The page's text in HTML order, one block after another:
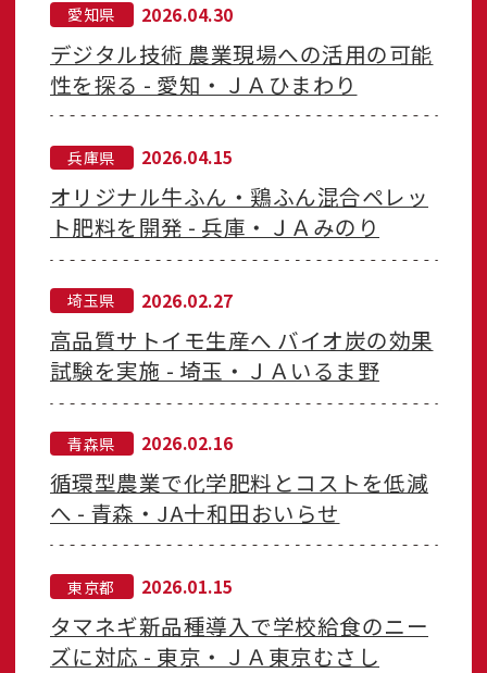
愛知県 2026.04.30
デジタル技術 農業現場への活用の可能
性を探る - 愛知・ＪＡひまわり
兵庫県 2026.04.15
オリジナル牛ふん・鶏ふん混合ペレッ
ト肥料を開発 - 兵庫・ＪＡみのり
埼玉県 2026.02.27
高品質サトイモ生産へ バイオ炭の効果
試験を実施 - 埼玉・ＪＡいるま野
青森県 2026.02.16
循環型農業で化学肥料とコストを低減
へ - 青森・JA十和田おいらせ
東京都 2026.01.15
タマネギ新品種導入で学校給食のニー
ズに対応 - 東京・ＪＡ東京むさし